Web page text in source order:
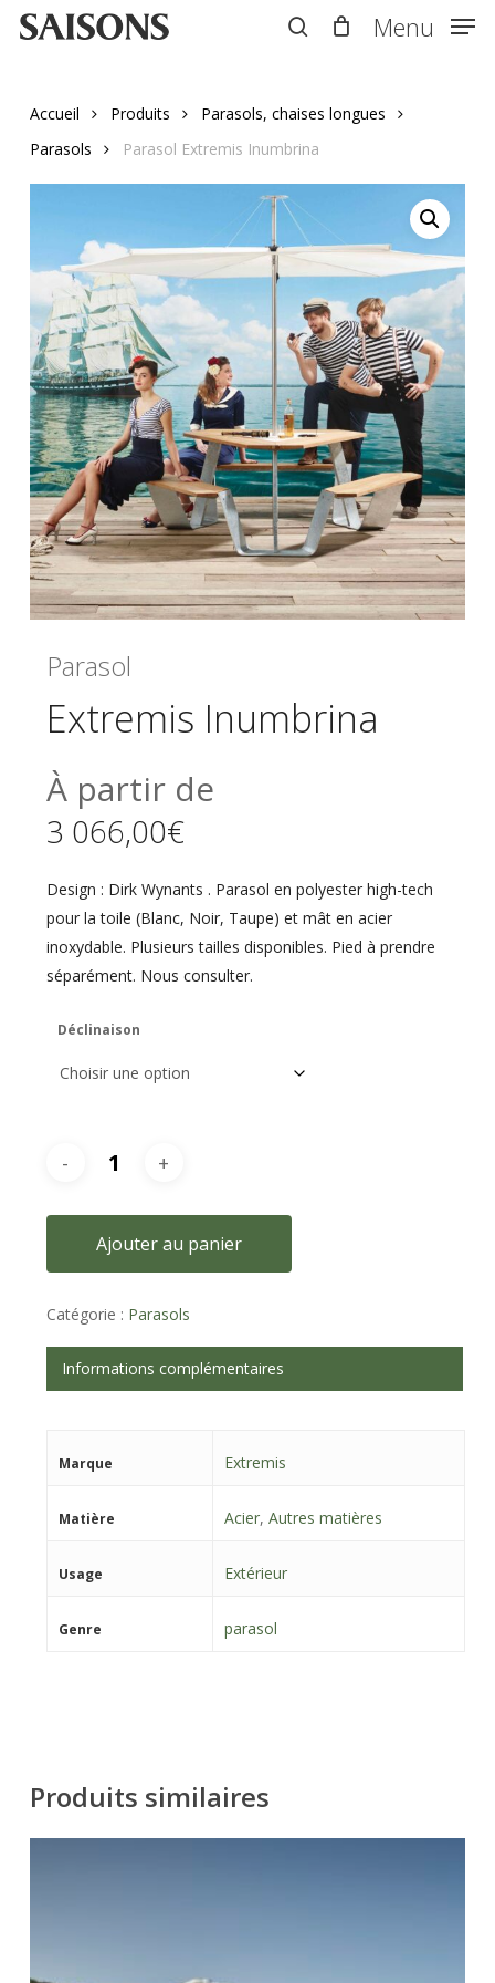
Skip
Menu
Accueil Produits
Parasols, chaises longues
Parasols
Parasol Extremis Inumbrina
Parasol
Extremis Inumbrina
À partir de
3 066,00€
Design : Dirk Wynants . Parasol en polyester high-tech
pour la toile (Blanc, Noir, Taupe) et mât en acier
inoxydable. Plusieurs tailles disponibles. Pied à prendre
séparément. Nous consulter.
Déclinaison
Ajouter au panier
Catégorie : Parasols
Informations complémentaires
Marque Extremis
Matière Acier, Autres matières
Usage Extérieur
Genre parasol
Produits similaires